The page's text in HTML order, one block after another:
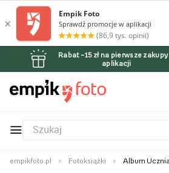
Rabat –15 zł na pierwsze zakupy
aplikacji
empikfoto.pl Fotoksiążki Album